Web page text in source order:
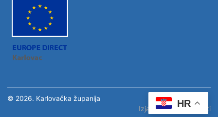
HR
© 2026. Karlovačka županija
Izjava o pristupačnosti